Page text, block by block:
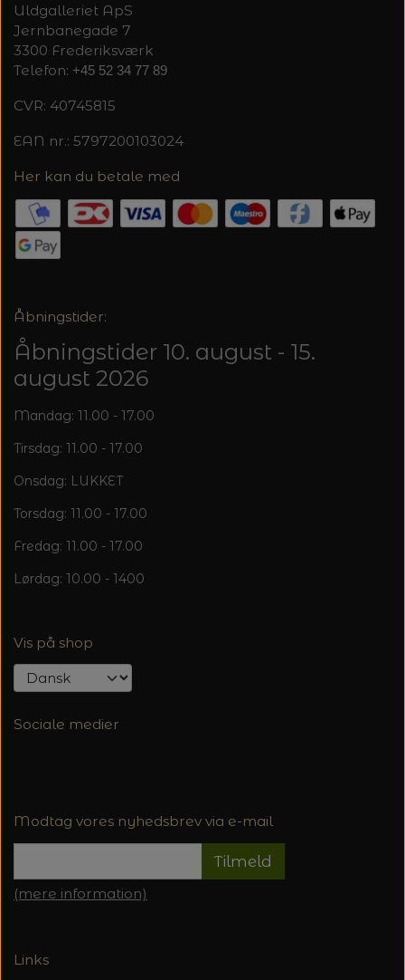
Uldgalleriet ApS
Jernbanegade 7
3300 Frederiksværk
Telefon: +45 52 34 77 89
CVR: 40745815
EAN nr.: 5797200103024
Her kan du betale med
Åbningstider:
Åbningstider 10. august - 15.
august 2026
Mandag: 11.00 - 17.00
Tirsdag: 11.00 - 17.00
Onsdag: LUKKET
Torsdag: 11.00 - 17.00
Fredag: 11.00 - 17.00
Lørdag: 10.00 - 1400
Vis på shop
Sociale medier
Modtag vores nyhedsbrev via e-mail
Tilmeld
(mere information)
Links